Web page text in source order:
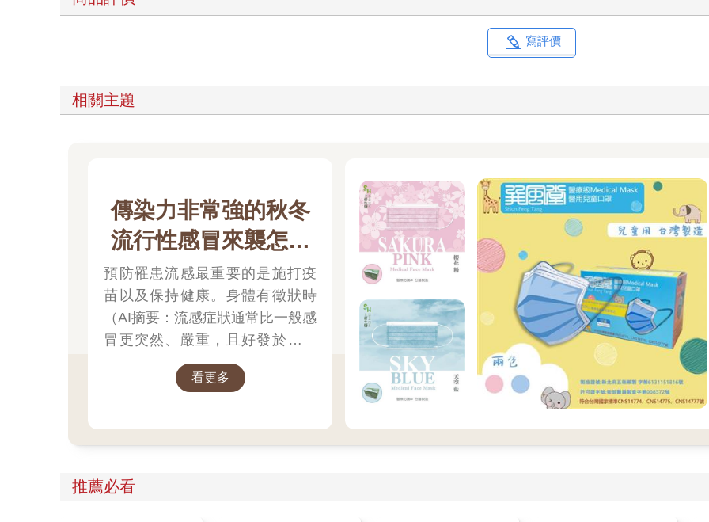
寫評價
相關主題
傳染力非常強的秋冬
流行性感冒來襲怎麼
辦？
預防罹患流感最重要的是施打疫
苗以及保持健康。身體有徵狀時
（AI摘要：流感症狀通常比一般感
冒更突然、嚴重，且好發於「高
燒（約$38$°C 以上）、肌肉痠
痛、極度疲倦」三個典型症狀）
看更多
推薦必看